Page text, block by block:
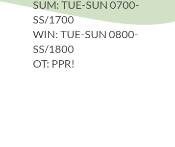
SUM: TUE-SUN 0700-
SS/1700
WIN: TUE-SUN 0800-
SS/1800
OT: PPR!